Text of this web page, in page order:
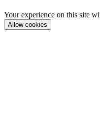
Your experience on this site
Allow cookies